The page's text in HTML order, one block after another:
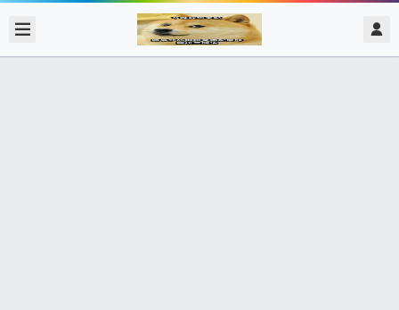
admin @ 梗圖大全 MEME NOW 2017/11/25